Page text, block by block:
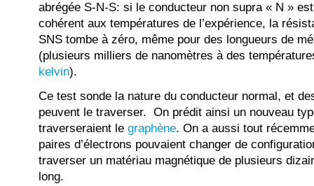
abrégée S-N-S: si le conducteur non supra « N »
cohérent aux températures de l’expérience, la
SNS tombe à zéro, même pour des longueurs de
(plusieurs milliers de nanomètres à des
kelvin).
Ce test sonde la nature du conducteur normal, et
peuvent le traverser. On prédit ainsi un nouveau
traverseraient le graphène. On a aussi tout
paires d’électrons pouvaient changer de
traverser un matériau magnétique de plusieurs
long.